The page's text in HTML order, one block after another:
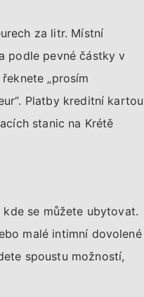
za litr. Místní
podle pevné částky v
„prosím
Platby kreditní kartou
stanic na Krétě
se můžete ubytovat.
malé intimní dovolené
spoustu možností,